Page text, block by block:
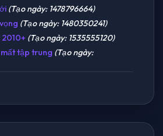
(Tạo ngày: 1478796664)
(Tạo ngày: 1480350241)
(Tạo ngày: 1535555120)
tập trung (Tạo ngày: